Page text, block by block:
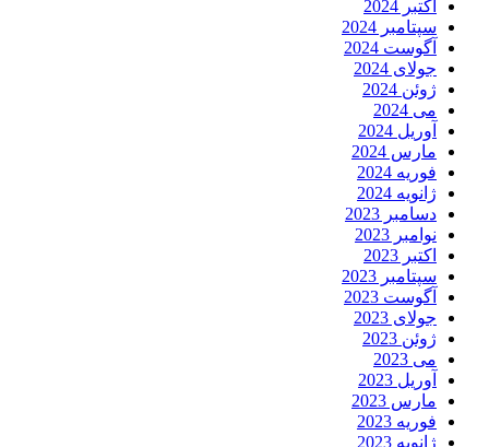
اکتبر 2024
سپتامبر 2024
آگوست 2024
جولای 2024
ژوئن 2024
می 2024
آوریل 2024
مارس 2024
فوریه 2024
ژانویه 2024
دسامبر 2023
نوامبر 2023
اکتبر 2023
سپتامبر 2023
آگوست 2023
جولای 2023
ژوئن 2023
می 2023
آوریل 2023
مارس 2023
فوریه 2023
ژانویه 2023